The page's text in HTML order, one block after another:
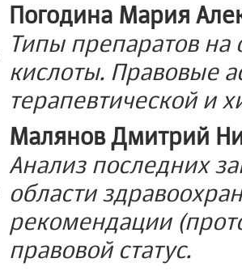
Погодина Мария
Типы препаратов на
кислоты. Правовые
терапевтической и
Малянов Дмитрий
Анализ последних
области
рекомендации
правовой статус.